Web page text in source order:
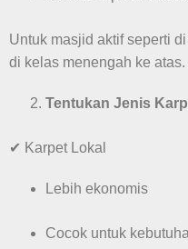
Untuk masjid aktif seperti
di kelas menengah ke atas.
Tentukan Jenis
✔ Karpet Lokal
Lebih ekonomis
Cocok untuk